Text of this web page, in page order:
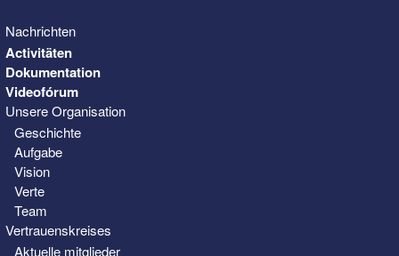
Nachrichten
Activitäten
Dokumentation
Videofórum
Unsere Organisation
Geschichte
Aufgabe
Vision
Verte
Team
Vertrauenskreises
Aktuelle mitglieder